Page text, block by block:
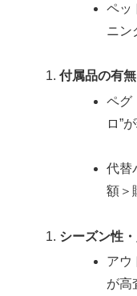
ペッ
ニン
付属品の有無
ペグ
ロ”
代替
額＞
シーズン性
アウ
が高